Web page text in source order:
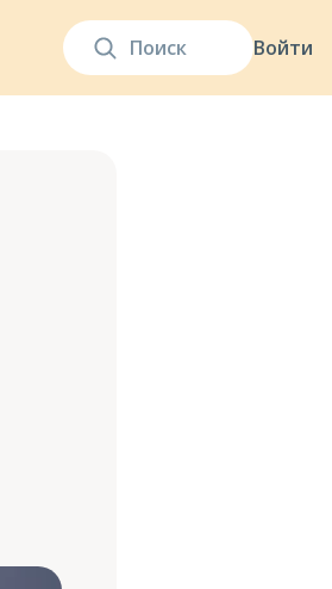
Войти